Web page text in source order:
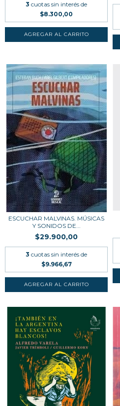
3 cuotas sin interés de
$8.300,00
ESCUCHAR MALVINAS. MÚSICAS
Y SONIDOS DE...
$29.900,00
3 cuotas sin interés de
$9.966,67